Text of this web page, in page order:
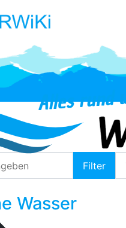
Filter
Wasser